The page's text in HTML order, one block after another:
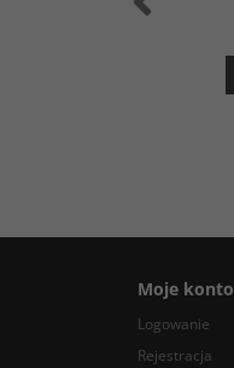
Moje konto
Logowanie
Rejestracja